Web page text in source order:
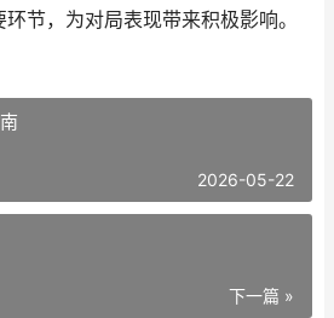
节，为对局表现带来积极影响。
2026-05-22
下一篇 »